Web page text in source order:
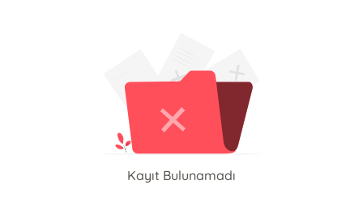
Kayıt Bulunamadı